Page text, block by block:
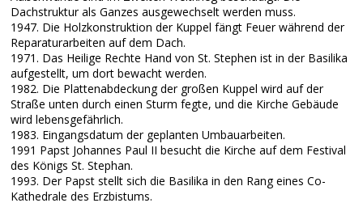
Dachstruktur als Ganzes ausgewechselt werden muss.
1947. Die Holzkonstruktion der Kuppel fängt Feuer während der
Reparaturarbeiten auf dem Dach.
1971. Das Heilige Rechte Hand von St. Stephen ist in der Basilika
aufgestellt, um dort bewacht werden.
1982. Die Plattenabdeckung der großen Kuppel wird auf der
Straße unten durch einen Sturm fegte, und die Kirche Gebäude
wird lebensgefährlich.
1983. Eingangsdatum der geplanten Umbauarbeiten.
1991 Papst Johannes Paul II besucht die Kirche auf dem Festival
des Königs St. Stephan.
1993. Der Papst stellt sich die Basilika in den Rang eines Co-
Kathedrale des Erzbistums.